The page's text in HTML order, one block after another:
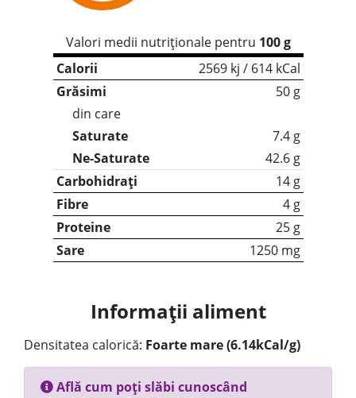
Valori medii nutriționale pentru 100 g
Calorii
2569 kj / 614 kCal
Grăsimi
50 g
din care
Saturate
7.4 g
Ne-Saturate
42.6 g
Carbohidrați
14 g
Fibre
4 g
Proteine
25 g
Sare
1250 mg
Informații aliment
Densitatea calorică: Foarte mare (6.14kCal/g)
Află cum poți slăbi cunoscând